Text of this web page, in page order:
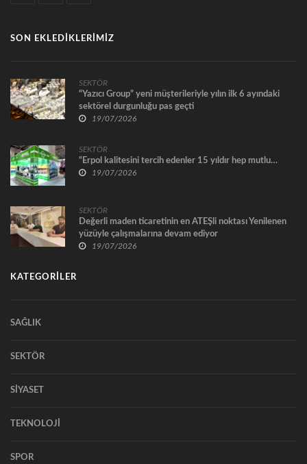
SON EKLEDİKLERİMİZ
SEKTÖR
“Yazıcı Group” yeni müşterileriyle yılın ilk 6 ayındaki
sektörel durgunluğu pas geçti
19/07/2026
SEKTÖR
“Erpol kalitesini tercih edenler 15 yıldır hep mutlu…
19/07/2026
SEKTÖR
Değerli maden ticaretinin en ATEŞli noktası Yenilenen
yüzüyle çalışmalarına devam ediyor
19/07/2026
KATEGORİLER
SAĞLIK
SEKTÖR
SİYASET
TEKNOLOJİ
SPOR